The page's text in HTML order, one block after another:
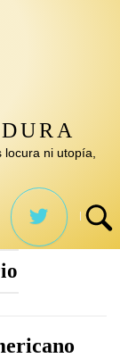
locura ni utopía,